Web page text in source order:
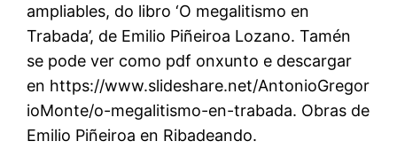
ampliables, do libro ‘O megalitismo en
Trabada’, de Emilio Piñeiroa Lozano. Tamén
se pode ver como pdf onxunto e descargar
en https://www.slideshare.net/AntonioGregor
ioMonte/o-megalitismo-en-trabada. Obras de
Emilio Piñeiroa en Ribadeando.